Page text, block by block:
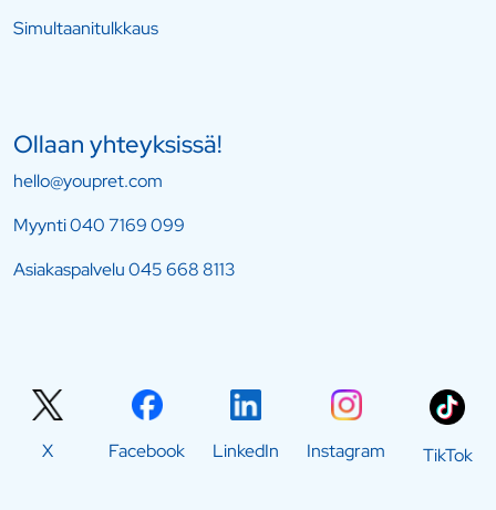
Simultaanitulkkaus
Ollaan yhteyksissä!
hello@youpret.com
Myynti040 7169 099
Asiakaspalvelu045 668 8113
X Facebook LinkedIn Instagram TikTok